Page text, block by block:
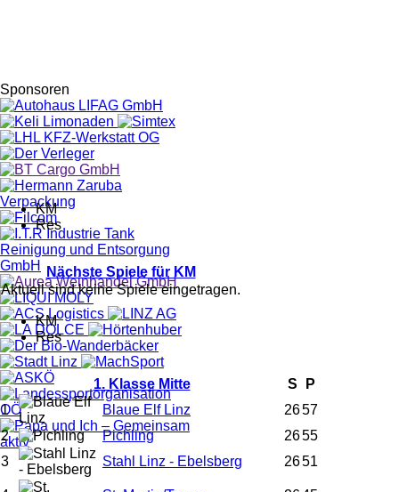
Sponsoren
KM
Res
Nächste Spiele für KM
Aktuell sind keine Spiele eingetragen.
KM
Res
1. Klasse Mitte S
P
1
Blaue Elf Linz 2657
2
Pichling 2655
3
Stahl Linz - Ebelsberg 2651